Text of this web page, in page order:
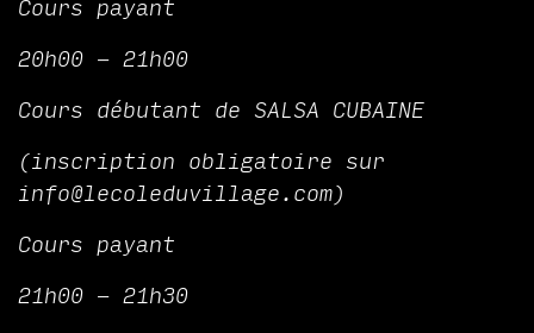
Cours payant
20h00 - 21h00
Cours débutant de SALSA CUBAINE
(inscription obligatoire sur
info@lecoleduvillage.com)
Cours payant
21h00 - 21h30